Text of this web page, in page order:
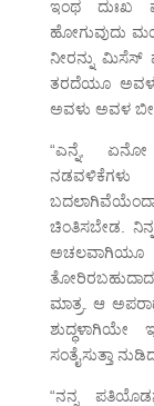
ಇಂಥ ದುಃಖ
ಹೋಗುವುದು
ನೀರನ್ನು ಮಿಸೆಸ್
ತರದೆಯೂ
ಅವಳು ಅವಳ
“ಎನ್ನೆ, ಏನೋ
ನಡವಳಿಕೆಗಳು
ಚಿಂತಿಸಬೇಡ.
ಮಾತ್ರ. ಆ
ಶುದ್ಧಳಾಗಿಯೇ
ಸಂತೈಸುತ್ತಾ
“ನನ್ನ